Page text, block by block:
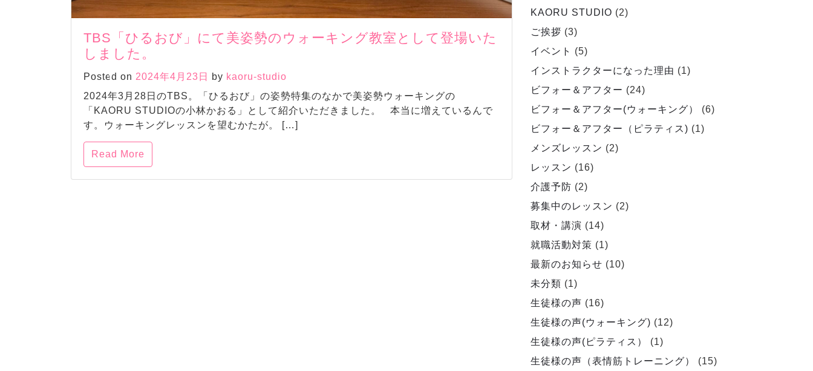
TBS「ひるおび」にて美姿勢のウォーキング教室として登場いた
しました。
Posted on 2024年4月23日 by kaoru-studio
2024年3月28日のTBS。「ひるおび」の姿勢特集のなかで美姿勢ウォーキングの
「KAORU STUDIOの小林かおる」として紹介いただきました。 本当に増えているんで
す。ウォーキングレッスンを望むかたが。 […]
Read More
KAORU STUDIO (2)
ご挨拶 (3)
イベント
(5)
インストラクターになった理由 (1)
ビフォー＆アフター (24)
ビフォー＆アフター(ウォーキング）
(6)
ビフォー＆アフター（ピラティス) (1)
メンズレッスン (2)
レッスン (16)
介護予防 (2)
募集中のレッスン (2)
取材・講演 (14)
就職活動対策 (1)
最新のお知らせ (10)
未分類 (1)
生徒様の声 (16)
生徒様の声(ウォーキング) (12)
生徒様の声(ピラティス）
(1)
生徒様の声（表情筋トレーニング）
(15)